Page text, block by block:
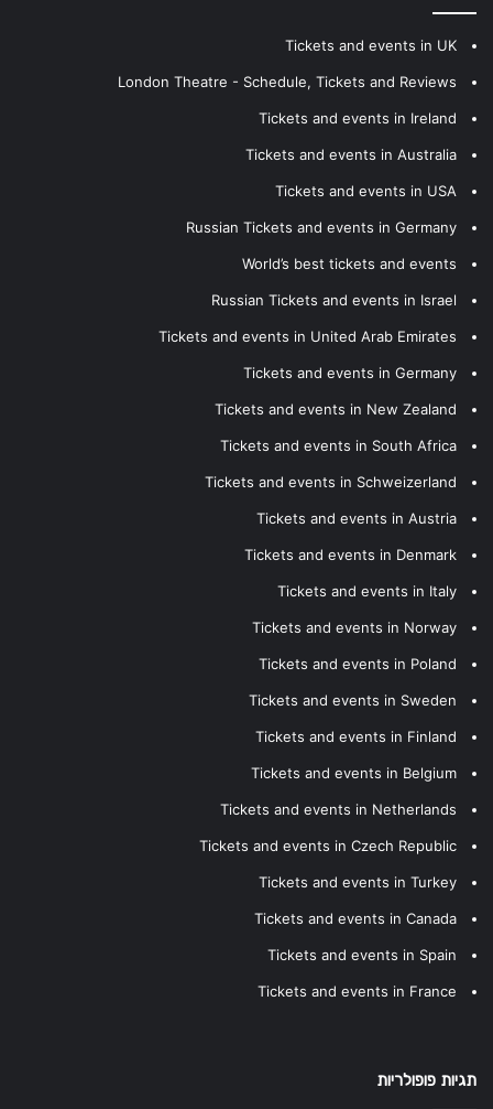
Tickets and events in UK
London Theatre - Schedule, Tickets and Reviews
Tickets and events in Ireland
Tickets and events in Australia
Tickets and events in USA
Russian Tickets and events in Germany
World’s best tickets and events
Russian Tickets and events in Israel
Tickets and events in United Arab Emirates
Tickets and events in Germany
Tickets and events in New Zealand
Tickets and events in South Africa
Tickets and events in Schweizerland
Tickets and events in Austria
Tickets and events in Denmark
Tickets and events in Italy
Tickets and events in Norway
Tickets and events in Poland
Tickets and events in Sweden
Tickets and events in Finland
Tickets and events in Belgium
Tickets and events in Netherlands
Tickets and events in Czech Republic
Tickets and events in Turkey
Tickets and events in Canada
Tickets and events in Spain
Tickets and events in France
תגיות פופולריות